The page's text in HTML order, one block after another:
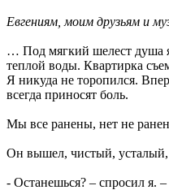
Евгениям, моим друзьям и
… Под мягкий шелест душа я
теплой воды. Квартирка
Я никуда не торопился.
всегда приносят боль.
Мы все ранены, нет не
Он вышел, чистый, усталый,
- Останешься? – спросил я.